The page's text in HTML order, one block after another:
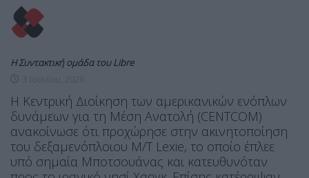
Η Συντακτική ομάδα του Libre
Η Κεντρική Διοίκηση των αμερικανικών ενόπλων
δυνάμεων για τη Μέση Ανατολή (CENTCOM)
ανακοίνωσε ότι προχώρησε στην ακινητοποίηση
του δεξαμενόπλοιου M/T Lexie, το οποίο έπλεε
υπό σημαία Μποτσουάνας και κατευθυνόταν